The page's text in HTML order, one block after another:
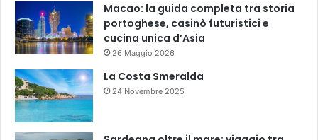
Macao: la guida completa tra storia
portoghese, casinò futuristici e
cucina unica d’Asia
26 Maggio 2026
La Costa Smeralda
24 Novembre 2025